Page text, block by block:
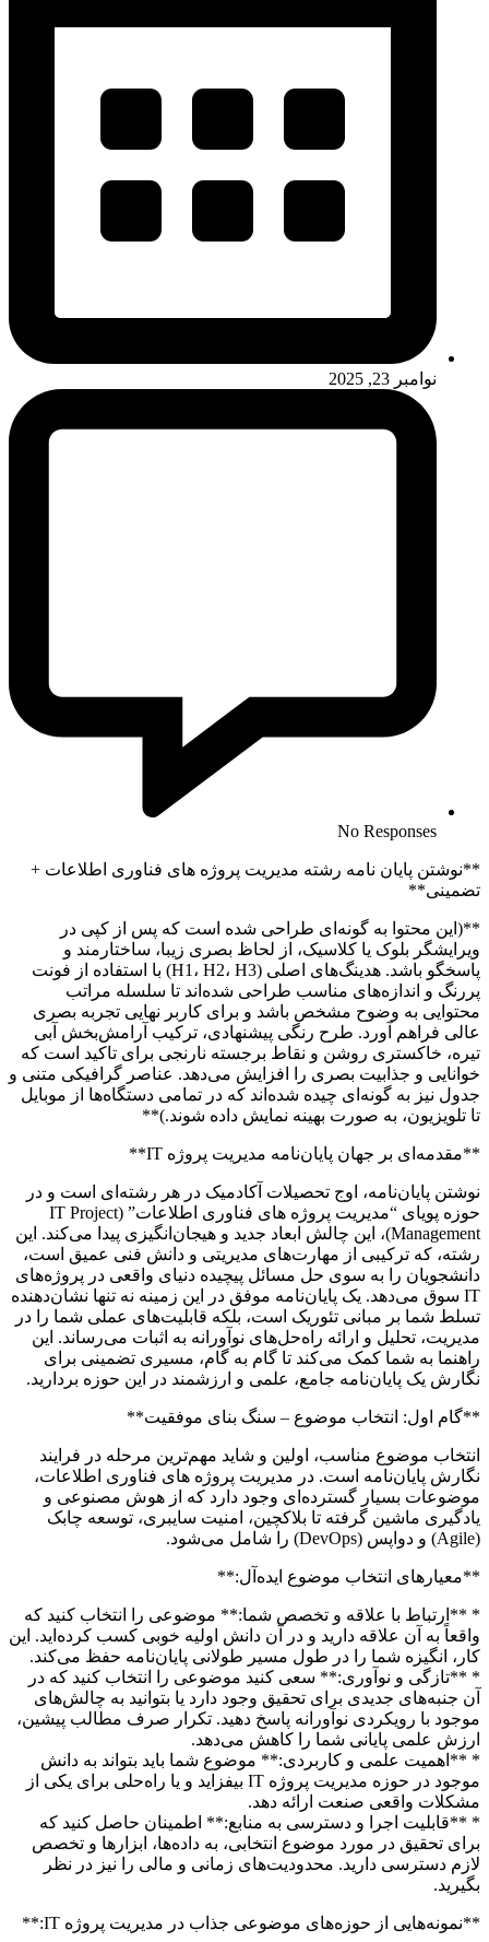
نوامبر 23, 2025
No Responses
**نوشتن پایان نامه رشته مدیریت پروژه های فناوری اطلاعات +
تضمینی**
**(این محتوا به گونه‌ای طراحی شده است که پس از کپی در
ویرایشگر بلوک یا کلاسیک، از لحاظ بصری زیبا، ساختارمند و
پاسخگو باشد. هدینگ‌های اصلی (H1، H2، H3) با استفاده از فونت
پررنگ و اندازه‌های مناسب طراحی شده‌اند تا سلسله مراتب
محتوایی به وضوح مشخص باشد و برای کاربر نهایی تجربه بصری
عالی فراهم آورد. طرح رنگی پیشنهادی، ترکیب آرامش‌بخش آبی
تیره، خاکستری روشن و نقاط برجسته نارنجی برای تاکید است که
خوانایی و جذابیت بصری را افزایش می‌دهد. عناصر گرافیکی متنی و
جدول نیز به گونه‌ای چیده شده‌اند که در تمامی دستگاه‌ها از موبایل
تا تلویزیون، به صورت بهینه نمایش داده شوند.)**
**مقدمه‌ای بر جهان پایان‌نامه مدیریت پروژه IT**
نوشتن پایان‌نامه، اوج تحصیلات آکادمیک در هر رشته‌ای است و در
حوزه پویای “مدیریت پروژه های فناوری اطلاعات” (IT Project
Management)، این چالش ابعاد جدید و هیجان‌انگیزی پیدا می‌کند. این
رشته، که ترکیبی از مهارت‌های مدیریتی و دانش فنی عمیق است،
دانشجویان را به سوی حل مسائل پیچیده دنیای واقعی در پروژه‌های
IT سوق می‌دهد. یک پایان‌نامه موفق در این زمینه نه تنها نشان‌دهنده
تسلط شما بر مبانی تئوریک است، بلکه قابلیت‌های عملی شما را در
مدیریت، تحلیل و ارائه راه‌حل‌های نوآورانه به اثبات می‌رساند. این
راهنما به شما کمک می‌کند تا گام به گام، مسیری تضمینی برای
نگارش یک پایان‌نامه جامع، علمی و ارزشمند در این حوزه بردارید.
**گام اول: انتخاب موضوع – سنگ بنای موفقیت**
انتخاب موضوع مناسب، اولین و شاید مهم‌ترین مرحله در فرایند
نگارش پایان‌نامه است. در مدیریت پروژه های فناوری اطلاعات،
موضوعات بسیار گسترده‌ای وجود دارد که از هوش مصنوعی و
یادگیری ماشین گرفته تا بلاکچین، امنیت سایبری، توسعه چابک
(Agile) و دواپس (DevOps) را شامل می‌شود.
**معیارهای انتخاب موضوع ایده‌آل:**
* **ارتباط با علاقه و تخصص شما:** موضوعی را انتخاب کنید که
واقعاً به آن علاقه دارید و در آن دانش اولیه خوبی کسب کرده‌اید. این
کار، انگیزه شما را در طول مسیر طولانی پایان‌نامه حفظ می‌کند.
* **تازگی و نوآوری:** سعی کنید موضوعی را انتخاب کنید که در
آن جنبه‌های جدیدی برای تحقیق وجود دارد یا بتوانید به چالش‌های
موجود با رویکردی نوآورانه پاسخ دهید. تکرار صرف مطالب پیشین،
ارزش علمی پایانی شما را کاهش می‌دهد.
* **اهمیت علمی و کاربردی:** موضوع شما باید بتواند به دانش
موجود در حوزه مدیریت پروژه IT بیفزاید و یا راه‌حلی برای یکی از
مشکلات واقعی صنعت ارائه دهد.
* **قابلیت اجرا و دسترسی به منابع:** اطمینان حاصل کنید که
برای تحقیق در مورد موضوع انتخابی، به داده‌ها، ابزارها و تخصص
لازم دسترسی دارید. محدودیت‌های زمانی و مالی را نیز در نظر
بگیرید.
**نمونه‌هایی از حوزه‌های موضوعی جذاب در مدیریت پروژه IT:**